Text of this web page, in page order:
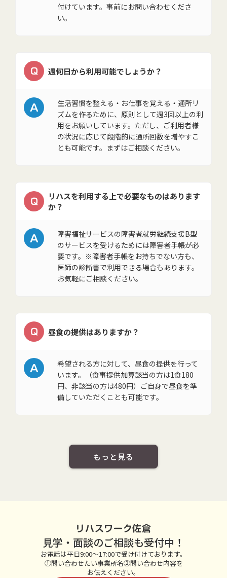
付けています。事前にお問い合わせくださ
い。
Q 週何日から利用可能でしょうか？
A
生活習慣を整える・お仕事を覚える・通所リ
ズムを作るために、原則として週3回以上の利
用をお願いしています。ただし、ご利用者様
の状況に応じて段階的に通所回数を増やすこ
とも可能です。まずはご相談ください。
Q
リハスを利用する上で必要なものはあります
か？
A
障害福祉サービスの障害者就労継続支援B型
のサービスを受けるためには障害者手帳が必
要です。※障害者手帳をお持ちでない方も、
医師の診断書で利用できる場合もあります。
お気軽にご相談ください。
Q 昼食の提供はありますか？
A
希望される方に対して、昼食の提供を行って
います。（食事提供加算該当の方は1食180
円、非該当の方は480円）ご自身で昼食を準
備していただくことも可能です。
もっと見る
リハスワーク佐倉
見学・面談のご相談も受付中！
お電話は平日9:00～17:00で受け付けております。
①問い合わせたい事業所名②問い合わせ内容を
お伝えください。